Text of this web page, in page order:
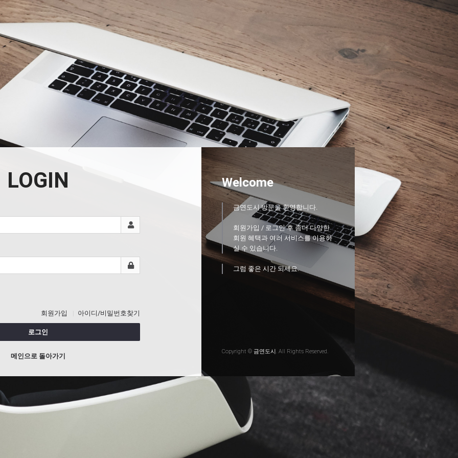
LOGIN
회원가입 아이디/비밀번호찾기
로그인
메인으로 돌아가기
Welcome
금연도시 방문을 환영합니다.
회원가입 / 로그인 후 좀더 다양한
회원 혜택과 여러 서비스를 이용하
실 수 있습니다.
그럼 좋은 시간 되세요.
Copyright © 금연도시. All Rights Reserved.